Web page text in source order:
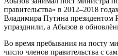
правительства» в 2012–2018
Владимира Путина президентом
упразднили, а Абызов в
Во время пребывания на посту
число членов правительства с